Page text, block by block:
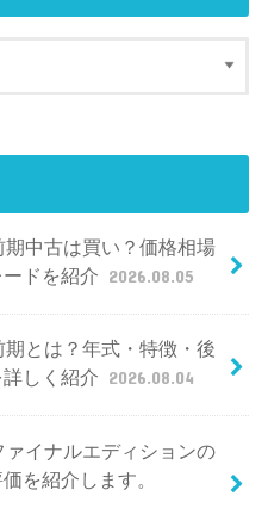
期中古は買い？価格相場
ドを紹介 2026.08.05
期とは？年式・特徴・後
しく紹介 2026.08.04
ァイナルエディションの
を紹介します。